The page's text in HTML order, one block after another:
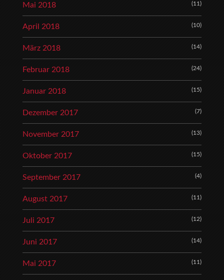
Mai 2018 (11)
April 2018 (10)
März 2018 (14)
Februar 2018 (24)
Januar 2018 (15)
Dezember 2017 (7)
November 2017 (13)
Oktober 2017 (15)
September 2017 (4)
August 2017 (11)
Juli 2017 (12)
Juni 2017 (14)
Mai 2017 (11)